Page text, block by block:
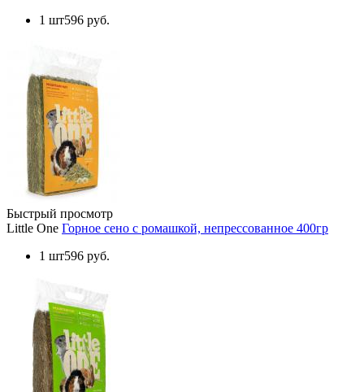
1 шт596 руб.
Быстрый просмотр
Little One Горное сено с ромашкой, непрессованное 400гр
1 шт596 руб.